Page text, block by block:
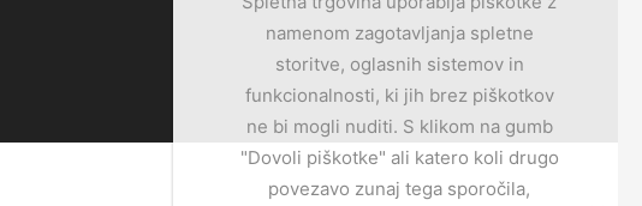
namenom zagotavljanja spletne
storitve, oglasnih sistemov in
funkcionalnosti, ki jih brez piškotkov
ne bi mogli nuditi. S klikom na gumb
"Dovoli piškotke" ali katero koli drugo
povezavo zunaj tega sporočila,